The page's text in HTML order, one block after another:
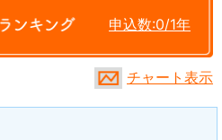
申込数:0/1年
チャート表示